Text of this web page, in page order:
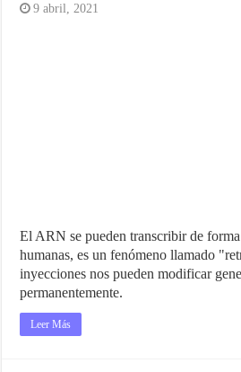
9 abril, 2021
El ARN se pueden transcribir de
humanas, es un fenómeno llamado
inyecciones nos pueden modificar
permanentemente.
Leer Más